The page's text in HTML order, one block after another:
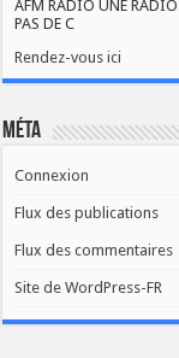
AFM RADIO UNE
PAS DE C
Rendez-vous ici
Méta
Connexion
Flux des publications
Flux des commentaires
Site de WordPress-FR